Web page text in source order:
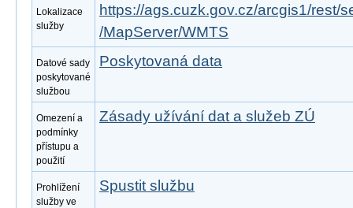
Lokalizace
služby
https://ags.cuzk.gov.cz/arcgis1/rest/
/MapServer/WMTS
Datové sady
poskytované
službou
Poskytovaná data
Omezení a
podmínky
přístupu a
použití
Zásady užívání dat a služeb ZÚ
Prohlížení
služby ve
Spustit službu